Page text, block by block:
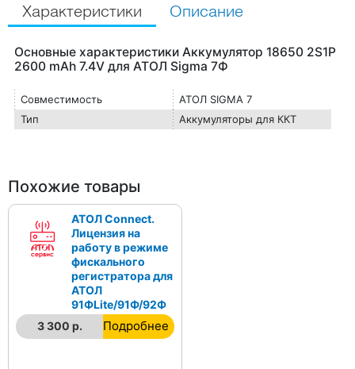
Характеристики Описание
Основные характеристики Аккумулятор 18650 2S1P
2600 mAh 7.4V для АТОЛ Sigma 7Ф
Совместимость
АТОЛ SIGMA 7
Тип
Аккумуляторы для ККТ
Похожие товары
АТОЛ Connect.
Лицензия на
работу в режиме
фискального
регистратора для
АТОЛ
91ФLite/91Ф/92Ф
3 300 р.
Подробнее